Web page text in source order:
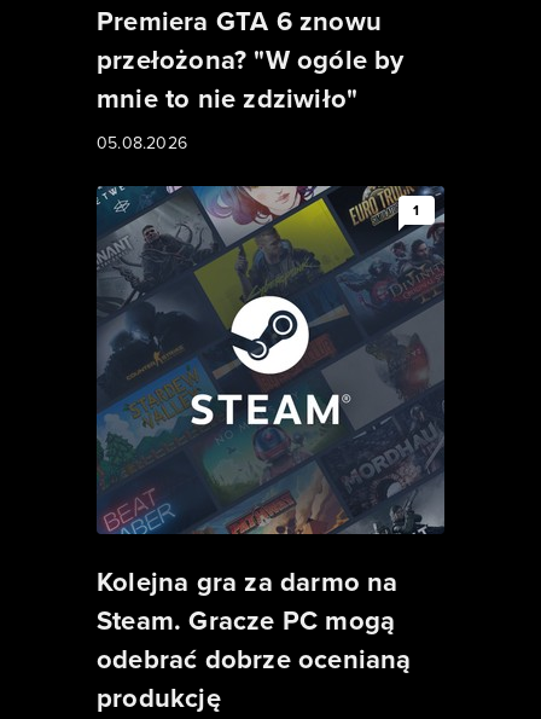
Premiera GTA 6 znowu
przełożona? "W ogóle by
mnie to nie zdziwiło"
05.08.2026
1
Kolejna gra za darmo na
Steam. Gracze PC mogą
odebrać dobrze ocenianą
produkcję